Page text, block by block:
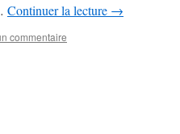
Continuer la lecture →
commentaire